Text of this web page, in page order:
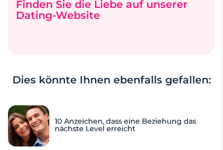
Finden Sie die Liebe auf unserer
Dating-Website
Dies könnte Ihnen ebenfalls gefallen:
10 Anzeichen, dass eine Beziehung das
nächste Level erreicht